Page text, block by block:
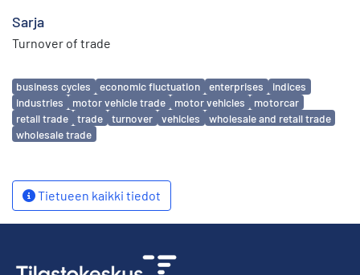
Sarja
Turnover of trade
Avainsanat
business cycles economic fluctuation enterprises
indices
industries
motor vehicle trade motor vehicles
motorcar
retail trade
trade turnover vehicles
wholesale and retail trade
wholesale trade
Tietueen kaikki tiedot